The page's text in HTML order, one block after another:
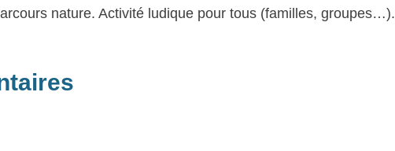
nature. Activité ludique pour tous (familles, groupes…).